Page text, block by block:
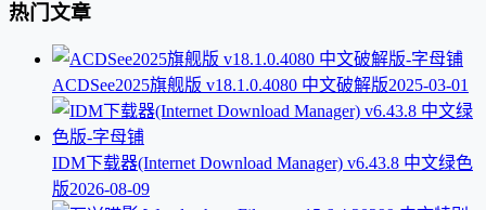
热门文章
ACDSee2025旗舰版 v18.1.0.4080 中文破解版2025-03-01
IDM下载器(Internet Download Manager) v6.43.8 中文绿色
版2026-08-09